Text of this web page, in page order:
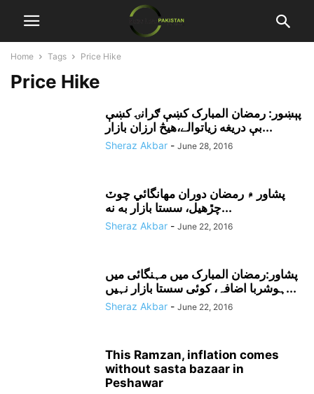
Home Tags Price Hike
Price Hike
پېښور: رمضان المبارک کښې ګرانۍ کښې
بې دريغه زياتوالے،هيڅ ارزان بازار...
Sheraz Akbar - June 28, 2016
پشاور ۾ رمضان دوران مهانگائي چوٽ
چڙهيل، سستا بازار به نه...
Sheraz Akbar - June 22, 2016
پشاور:رمضان المبارک میں مہنگائی میں
ہوشربا اضافہ، کوئی سستا بازار نہیں...
Sheraz Akbar - June 22, 2016
This Ramzan, inflation comes
without sasta bazaar in
Peshawar